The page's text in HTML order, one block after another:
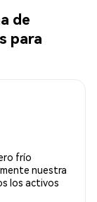
de
para
frío
nuestra
los activos